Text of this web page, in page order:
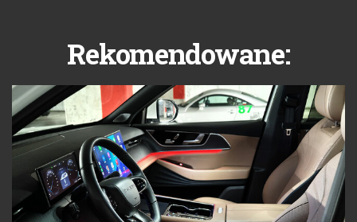
Rekomendowane: